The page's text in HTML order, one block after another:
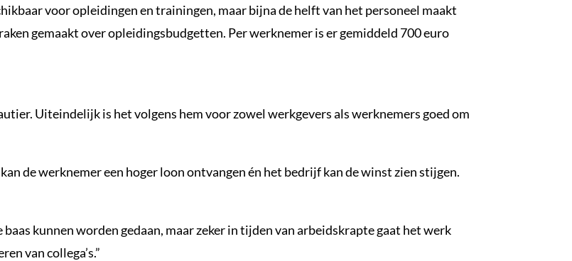
voor opleidingen en trainingen, maar bijna de helft van het personeel maakt
gemaakt over opleidingsbudgetten. Per werknemer is er gemiddeld 700 euro
Uiteindelijk is het volgens hem voor zowel werkgevers als werknemers goed om
de werknemer een hoger loon ontvangen én het bedrijf kan de winst zien stijgen.
kunnen worden gedaan, maar zeker in tijden van arbeidskrapte gaat het werk
van collega’s.”